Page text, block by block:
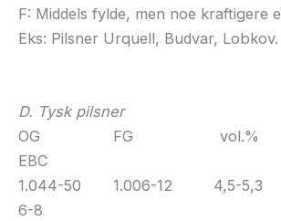
F: Middels fylde, men noe kraftigere
Eks: Pilsner Urquell, Budvar, Lobkov.
D. Tysk pilsner
OG FG
EBC
1.044-50 1.006-12 4,5-
6-8